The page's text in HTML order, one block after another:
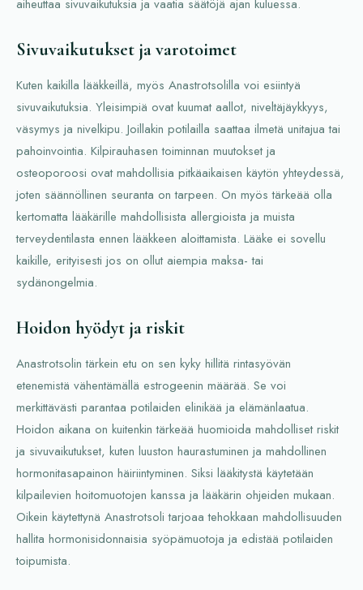
aiheuttaa sivuvaikutuksia ja vaatia säätöjä ajan kuluessa.
Sivuvaikutukset ja varotoimet
Kuten kaikilla lääkkeillä, myös Anastrotsolilla voi esiintyä
sivuvaikutuksia. Yleisimpiä ovat kuumat aallot, niveltäjäykkyys,
väsymys ja nivelkipu. Joillakin potilailla saattaa ilmetä unitajua tai
pahoinvointia. Kilpirauhasen toiminnan muutokset ja
osteoporoosi ovat mahdollisia pitkäaikaisen käytön yhteydessä,
joten säännöllinen seuranta on tarpeen. On myös tärkeää olla
kertomatta lääkärille mahdollisista allergioista ja muista
terveydentilasta ennen lääkkeen aloittamista. Lääke ei sovellu
kaikille, erityisesti jos on ollut aiempia maksa- tai
sydänongelmia.
Hoidon hyödyt ja riskit
Anastrotsolin tärkein etu on sen kyky hillitä rintasyövän
etenemistä vähentämällä estrogeenin määrää. Se voi
merkittävästi parantaa potilaiden elinikää ja elämänlaatua.
Hoidon aikana on kuitenkin tärkeää huomioida mahdolliset riskit
ja sivuvaikutukset, kuten luuston haurastuminen ja mahdollinen
hormonitasapainon häiriintyminen. Siksi lääkitystä käytetään
kilpailevien hoitomuotojen kanssa ja lääkärin ohjeiden mukaan.
Oikein käytettynä Anastrotsoli tarjoaa tehokkaan mahdollisuuden
hallita hormonisidonnaisia syöpämuotoja ja edistää potilaiden
toipumista.